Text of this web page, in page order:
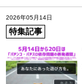
2026年05月14日
特集記事